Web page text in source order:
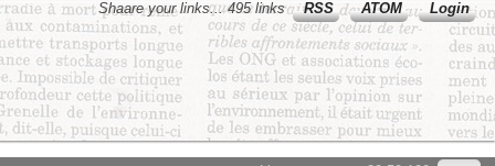
Shaare your links... 495 links RSS ATOM Login